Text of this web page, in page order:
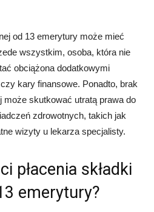
od 13 emerytury może mieć
wszystkim, osoba, która nie
obciążona dodatkowymi
kary finansowe. Ponadto, brak
może skutkować utratą prawa do
zdrowotnych, takich jak
wizyty u lekarza specjalisty.
płacenia składki
emerytury?